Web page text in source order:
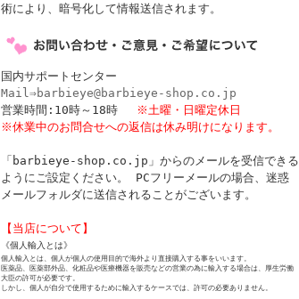
術により、暗号化して情報送信されます。
国内サポートセンター
Mail⇒barbieye@barbieye-shop.co.jp
営業時間:10時～18時
※土曜・日曜定休日
※休業中のお問合せへの返信は休み明けになります。
「barbieye-shop.co.jp」からのメールを受信できる
ようにご設定ください。 PCフリーメールの場合、迷惑
メールフォルダに送信されることがございます。
【当店について】
《個人輸入とは》
個人輸入とは、個人が個人の使用目的で海外より直接購入する事をいいます。
医薬品、医薬部外品、化粧品や医療機器を販売などの営業の為に輸入する場合は、厚生労働
大臣の許可が必要です。
しかし、個人が自分で使用するために輸入するケースでは、許可の必要ありません。